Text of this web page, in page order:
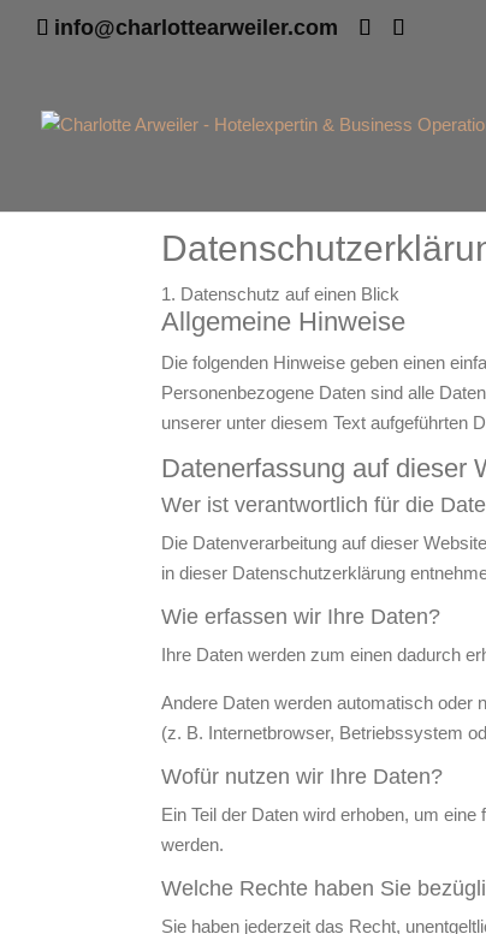
info@charlottearweiler.com
1. Datenschutz auf einen Blick
Allgemeine Hinweise
Die folgenden Hinweise geben einen
Personenbezogene Daten sind alle
unserer unter diesem Text aufgeführten
Datenerfassung auf dieser
Wer ist verantwortlich für die
Die Datenverarbeitung auf dieser
in dieser Datenschutzerklärung
Wie erfassen wir Ihre Daten?
Ihre Daten werden zum einen dadurch
Andere Daten werden automatisch oder
(z. B. Internetbrowser, Betriebssystem
Wofür nutzen wir Ihre Daten?
Ein Teil der Daten wird erhoben, um
werden.
Welche Rechte haben Sie
Sie haben jederzeit das Recht,